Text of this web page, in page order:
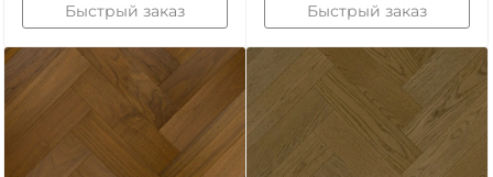
Быстрый заказ Быстрый заказ